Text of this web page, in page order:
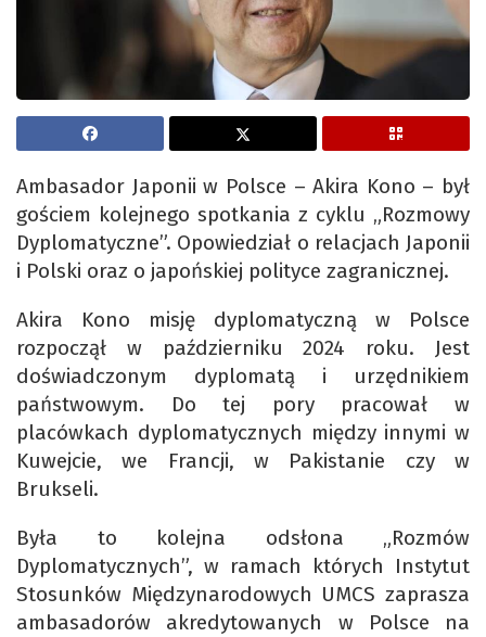
Ambasador Japonii w Polsce – Akira Kono – był
gościem kolejnego spotkania z cyklu „Rozmowy
Dyplomatyczne”. Opowiedział o relacjach Japonii
i Polski oraz o japońskiej polityce zagranicznej.
Akira Kono misję dyplomatyczną w Polsce
rozpoczął w październiku 2024 roku. Jest
doświadczonym dyplomatą i urzędnikiem
państwowym. Do tej pory pracował w
placówkach dyplomatycznych między innymi w
Kuwejcie, we Francji, w Pakistanie czy w
Brukseli.
Była to kolejna odsłona „Rozmów
Dyplomatycznych”, w ramach których Instytut
Stosunków Międzynarodowych UMCS zaprasza
ambasadorów akredytowanych w Polsce na